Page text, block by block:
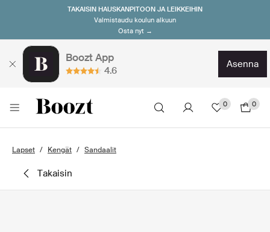
TAKAISIN HAUSKANPITOON JA LEIKKEIHIN
Valmistaudu koulun alkuun
Osta nyt →
Boozt App
4.6
asenna
0 0
Lapset Kengät Sandaalit
takaisin